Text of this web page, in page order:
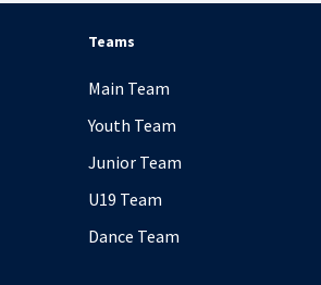
Teams
Main Team
Youth Team
Junior Team
U19 Team
Dance Team